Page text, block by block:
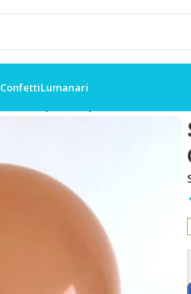
ConfettiLumanari